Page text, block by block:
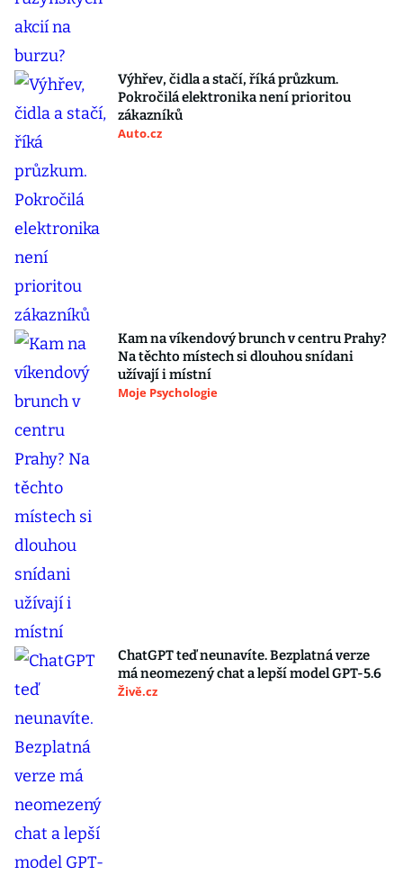
Výhřev, čidla a stačí, říká průzkum.
Pokročilá elektronika není prioritou
zákazníků
Auto.cz
Kam na víkendový brunch v centru Prahy?
Na těchto místech si dlouhou snídani
užívají i místní
Moje Psychologie
ChatGPT teď neunavíte. Bezplatná verze
má neomezený chat a lepší model GPT-5.6
Živě.cz